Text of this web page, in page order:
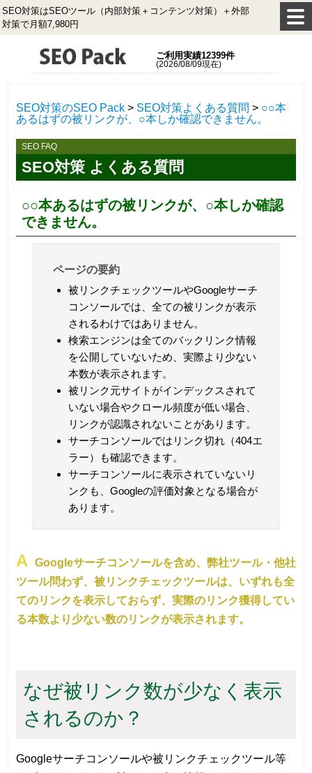
SEO対策はSEOツール（内部対策＋コンテンツ対策）＋外部
対策で月額7,980円
ご利用実績12399件
(2026/08/09現在)
SEO対策のSEO Pack > SEO対策よくある質問 > ○○本
あるはずの被リンクが、○本しか確認できません。
SEO FAQ
SEO対策 よくある質問
○○本あるはずの被リンクが、○本しか確認
できません。
ページの要約
被リンクチェックツールやGoogleサーチ
コンソールでは、全ての被リンクが表示
されるわけではありません。
検索エンジンは全てのバックリンク情報
を公開していないため、実際より少ない
本数が表示されます。
被リンク元サイトがインデックスされて
いない場合やクロール頻度が低い場合、
リンクが認識されないことがあります。
サーチコンソールではリンク切れ（404エ
ラー）も確認できます。
サーチコンソールに表示されていないリ
ンクも、Googleの評価対象となる場合が
あります。
Googleサーチコンソールを含め、弊社ツール・他社
ツール問わず、被リンクチェックツールは、いずれも全
てのリンクを表示しておらず、実際のリンク獲得してい
る本数より少ない数のリンクが表示されます。
なぜ被リンク数が少なく表示
されるのか？
Googleサーチコンソールや被リンクチェックツール等